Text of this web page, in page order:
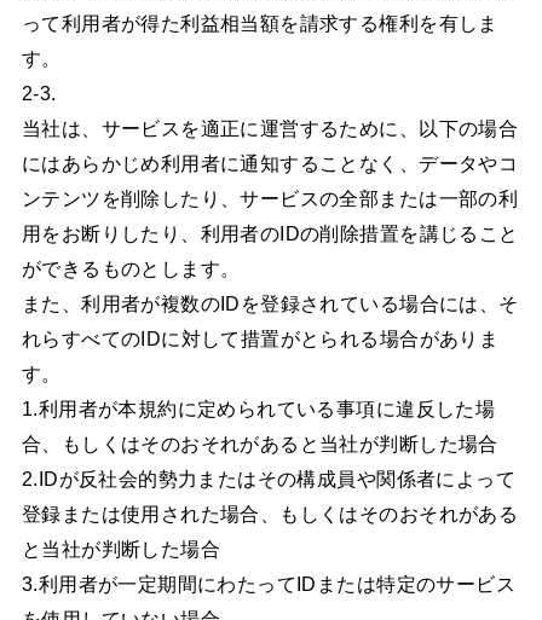
って利用者が得た利益相当額を請求する権利を有しま
す。
2-3.
当社は、サービスを適正に運営するために、以下の場合
にはあらかじめ利用者に通知することなく、データやコ
ンテンツを削除したり、サービスの全部または一部の利
用をお断りしたり、利用者のIDの削除措置を講じること
ができるものとします。
また、利用者が複数のIDを登録されている場合には、そ
れらすべてのIDに対して措置がとられる場合がありま
す。
1.利用者が本規約に定められている事項に違反した場
合、もしくはそのおそれがあると当社が判断した場合
2.IDが反社会的勢力またはその構成員や関係者によって
登録または使用された場合、もしくはそのおそれがある
と当社が判断した場合
3.利用者が一定期間にわたってIDまたは特定のサービス